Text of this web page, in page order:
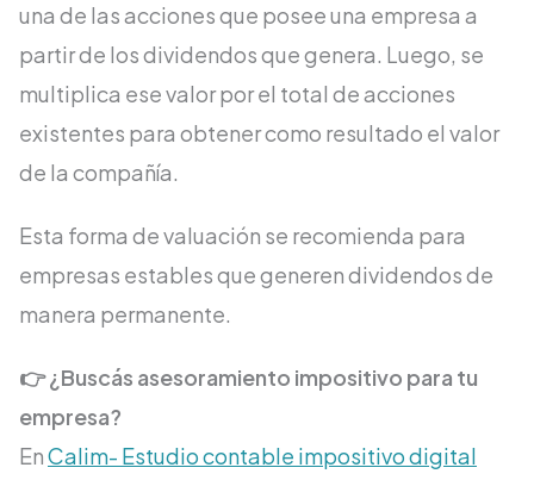
una de las acciones que posee una empresa a
partir de los dividendos que genera. Luego, se
multiplica ese valor por el total de acciones
existentes para obtener como resultado el valor
de la compañía.
Esta forma de valuación se recomienda para
empresas estables que generen dividendos de
manera permanente.
👉 ¿Buscás asesoramiento impositivo para tu
empresa?
EnCalim- Estudio contable impositivo digital